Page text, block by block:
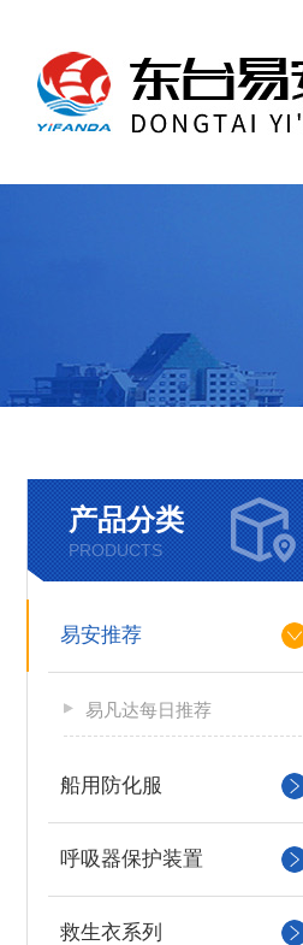
产品分类
PRODUCTS
易安推荐
易凡达每日推荐
船用防化服
呼吸器保护装置
救生衣系列